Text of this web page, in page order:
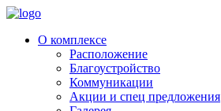
О комплексе
Расположение
Благоустройство
Коммуникации
Акции и спец предложения